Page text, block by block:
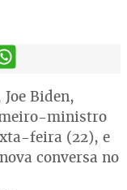
Biden,
ministro
feira (22), e
conversa no